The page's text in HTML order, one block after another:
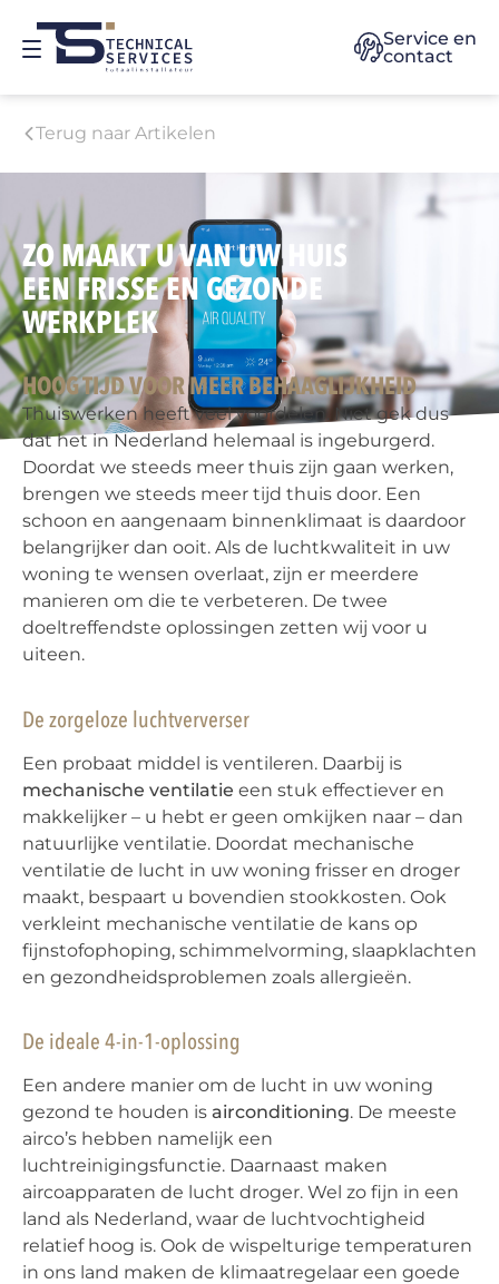
Service en
contact
Terug naar Artikelen
ZO MAAKT U VAN UW HUIS
EEN FRISSE EN GEZONDE
WERKPLEK
HOOG TIJD VOOR MEER BEHAAGLIJKHEID
Thuiswerken heeft veel voordelen. Niet gek dus
dat het in Nederland helemaal is ingeburgerd.
Doordat we steeds meer thuis zijn gaan werken,
brengen we steeds meer tijd thuis door. Een
schoon en aangenaam binnenklimaat is daardoor
belangrijker dan ooit. Als de luchtkwaliteit in uw
woning te wensen overlaat, zijn er meerdere
manieren om die te verbeteren. De twee
doeltreffendste oplossingen zetten wij voor u
uiteen.
De zorgeloze luchtververser
Een probaat middel is ventileren. Daarbij is
mechanische ventilatie een stuk effectiever en
makkelijker – u hebt er geen omkijken naar – dan
natuurlijke ventilatie. Doordat mechanische
ventilatie de lucht in uw woning frisser en droger
maakt, bespaart u bovendien stookkosten. Ook
verkleint mechanische ventilatie de kans op
fijnstofophoping, schimmelvorming, slaapklachten
en gezondheidsproblemen zoals allergieën.
De ideale 4-in-1-oplossing
Een andere manier om de lucht in uw woning
gezond te houden is airconditioning. De meeste
airco’s hebben namelijk een
luchtreinigingsfunctie. Daarnaast maken
aircoapparaten de lucht droger. Wel zo fijn in een
land als Nederland, waar de luchtvochtigheid
relatief hoog is. Ook de wispelturige temperaturen
in ons land maken de klimaatregelaar een goede